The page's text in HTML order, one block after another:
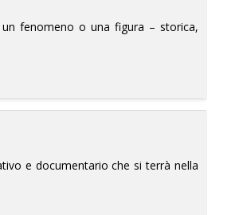
fenomeno o una figura – storica,
e documentario che si terrà nella